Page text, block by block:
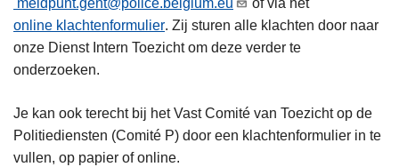
meldpunt.gent@police.belgium.eu
of via het
online klachtenformulier. Zij sturen alle klachten door naar
onze Dienst Intern Toezicht om deze verder te
onderzoeken.
Je kan ook terecht bij het Vast Comité van Toezicht op de
Politiediensten (Comité P) door een klachtenformulier in te
vullen, op papier of online.